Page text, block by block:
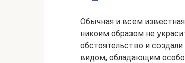
Обычная и всем
никоим образом не
обстоятельство и
видом, обладающим